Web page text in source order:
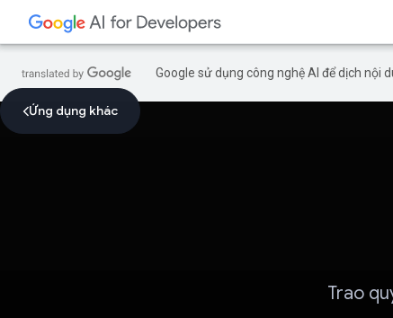
Google sử dụng công nghệ AI để dịch nội
Ứng dụng khác
Trao